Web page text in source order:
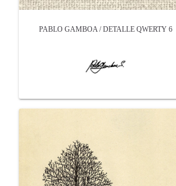
PABLO GAMBOA / DETALLE QWERTY 6